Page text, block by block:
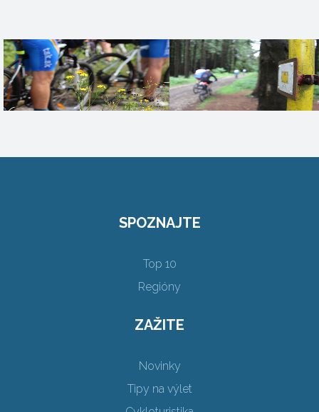
SPOZNAJTE
Top 10
Regióny
ZAŽITE
Novinky
Tipy na výlet